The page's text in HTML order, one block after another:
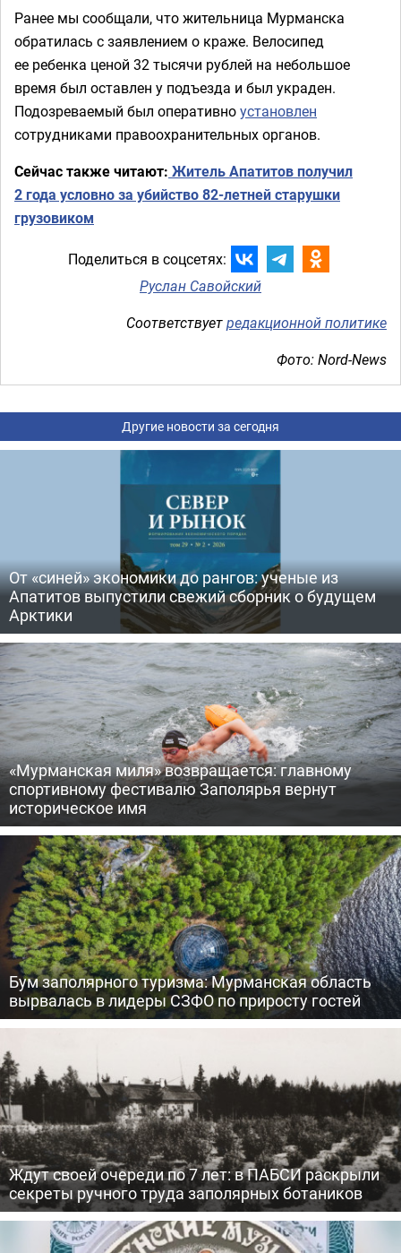
Ранее мы сообщали, что жительница Мурманска
обратилась с заявлением о краже. Велосипед
ее ребенка ценой 32 тысячи рублей на небольшое
время был оставлен у подъезда и был украден.
Подозреваемый был оперативноустановлен
сотрудниками правоохранительных органов.
Сейчас также читают: Житель Апатитов получил
2 года условно за убийство 82-летней старушки
грузовиком
Поделиться в соцсетях:
Руслан Савойский
Соответствуетредакционной политике
Фото: Nord-News
Другие новости за сегодня
От «синей» экономики до рангов: ученые из
Апатитов выпустили свежий сборник о будущем
Арктики
«Мурманская миля» возвращается: главному
спортивному фестивалю Заполярья вернут
историческое имя
Бум заполярного туризма: Мурманская область
вырвалась в лидеры СЗФО по приросту гостей
Ждут своей очереди по 7 лет: в ПАБСИ раскрыли
секреты ручного труда заполярных ботаников